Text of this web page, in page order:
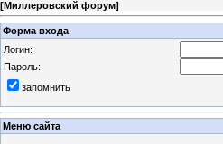
[Миллеровский форум]
Форма входа
Логин:
Пароль:
запомнить
Меню сайта